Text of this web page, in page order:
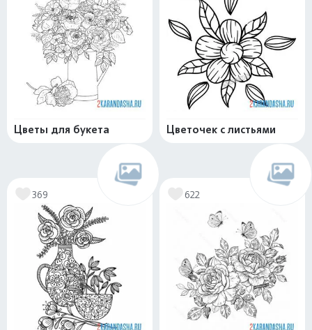
Цветы для букета Цветочек с листьями
369 622